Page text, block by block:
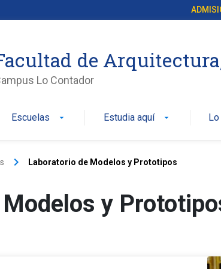
de
Lo Contador
Escuelas arrow_drop_down Estudia aquí arrow_drop_down
keyboard_arrow_right Laboratorio de Modelos y Prototipos
y